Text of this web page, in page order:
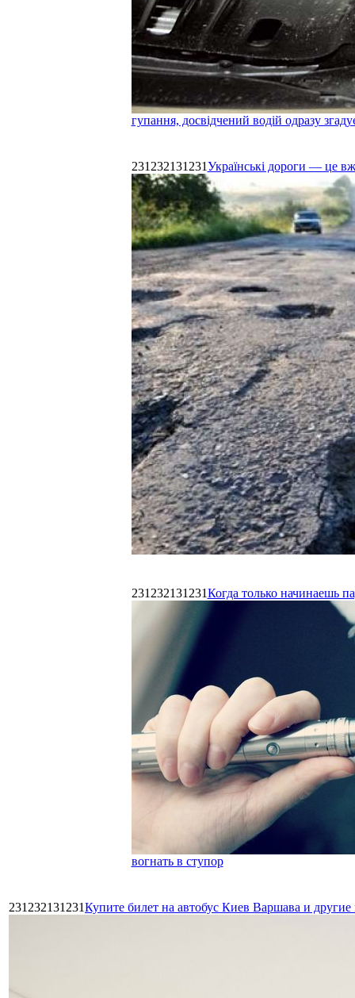
гупання, досвідчений водій одразу
231232131231Українські дороги — це
231232131231Когда только начинаешь
вогнать в ступор
231232131231Купите билет на автобус Киев Варшава и